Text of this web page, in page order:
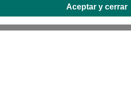
Aceptar y cerrar